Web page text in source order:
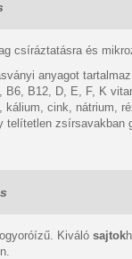
csíráztatásra és
anyagot
B6, B12, D, E, F, K
kálium, cink, nátrium,
telítetlen zsírsavakban
Kiváló sajtok